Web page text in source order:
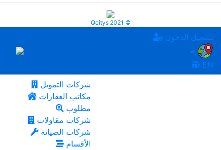
Qcitys 2021 ©
تسجيل الدخول
EN
شركات التمويل
مكاتب العقارات
مطلوب
شركات مقاولات
شركات الصيانة
الأقسام